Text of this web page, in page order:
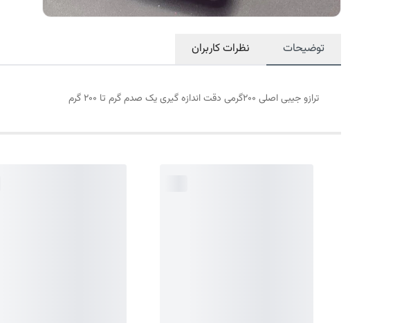
توضیحات نظرات کاربران
ترازو جیبی اصلی ۲۰۰گرمی دقت اندازه گیری یک صدم گرم تا ۲۰۰ گرم